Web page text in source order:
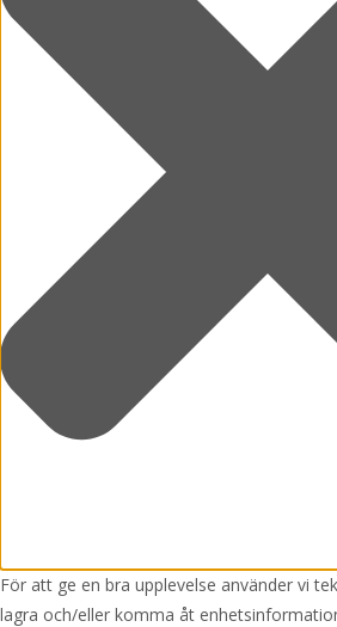
För att ge en bra upplevelse använder vi
lagra och/eller komma åt